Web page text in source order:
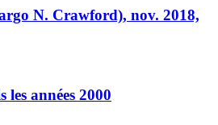
N. Crawford), nov. 2018,
années 2000